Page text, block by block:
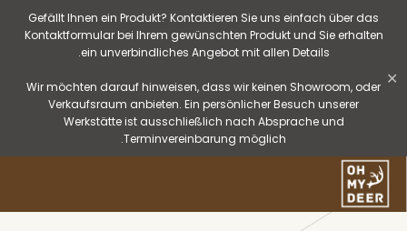
Gefällt Ihnen ein Produkt? Kontaktieren Sie uns einfach über das
Kontaktformular bei Ihrem gewünschten Produkt und Sie erhalten
ein unverbindliches Angebot mit allen Details.
Wir möchten darauf hinweisen, dass wir keinen Showroom, oder
Verkaufsraum anbieten. Ein persönlicher Besuch unserer
Werkstätte ist ausschließlich nach Absprache und
Terminvereinbarung möglich.
✕